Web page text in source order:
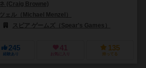
(Craig Browne)
ェル（Michael Menzel）
スピア ゲームズ（Spear's Games）
245
経験あり
41
お気に入り
135
持ってる